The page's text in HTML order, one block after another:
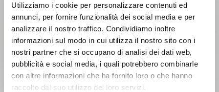
Utilizziamo i cookie per personalizzare contenuti ed
annunci, per fornire funzionalità dei social media e per
analizzare il nostro traffico. Condividiamo inoltre
informazioni sul modo in cui utilizza il nostro sito con i
nostri partner che si occupano di analisi dei dati web,
pubblicità e social media, i quali potrebbero combinarle
con altre informazioni che ha fornito loro o che hanno
raccolto dal suo utilizzo dei loro servizi.